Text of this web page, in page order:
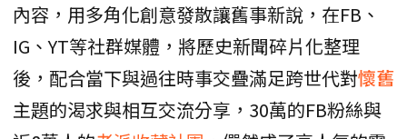
內容，用多角化創意發散讓舊事新說，在FB、
IG、YT等社群媒體，將歷史新聞碎片化整理
後，配合當下與過往時事交疊滿足跨世代對懷舊
主題的渴求與相互交流分享，30萬的FB粉絲與